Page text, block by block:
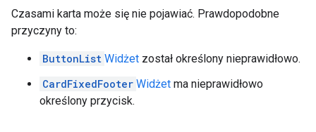
Czasami karta może się nie pojawiać. Prawdopodobne
przyczyny to:
ButtonList Widżet został określony nieprawidłowo.
CardFixedFooter Widżet ma nieprawidłowo
określony przycisk.